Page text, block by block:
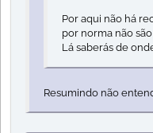
Por aqui não há
por norma não
Lá saberás de
Resumindo não